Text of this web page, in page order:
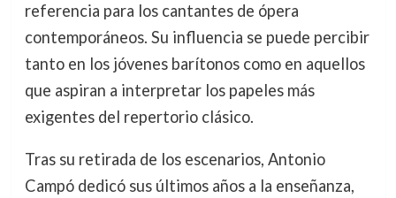
referencia para los cantantes de ópera
contemporáneos. Su influencia se puede percibir
tanto en los jóvenes barítonos como en aquellos
que aspiran a interpretar los papeles más
exigentes del repertorio clásico.
Tras su retirada de los escenarios, Antonio
Campó dedicó sus últimos años a la enseñanza,